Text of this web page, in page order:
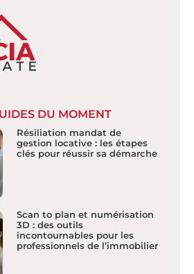
DU MOMENT
Résiliation mandat de
gestion locative : les étapes
clés pour réussir sa démarche
Scan to plan et numérisation
3D : des outils
incontournables pour les
professionnels de l’immobilier